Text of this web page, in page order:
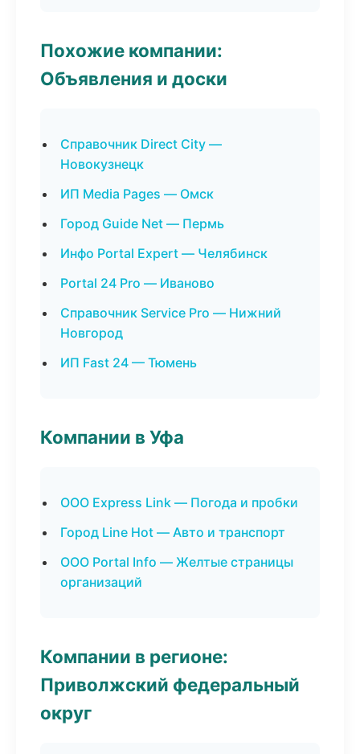
Похожие компании:
Объявления и доски
Справочник Direct City —
Новокузнецк
ИП Media Pages — Омск
Город Guide Net — Пермь
Инфо Portal Expert — Челябинск
Portal 24 Pro — Иваново
Справочник Service Pro — Нижний
Новгород
ИП Fast 24 — Тюмень
Компании в Уфа
ООО Express Link — Погода и пробки
Город Line Hot — Авто и транспорт
ООО Portal Info — Желтые страницы
организаций
Компании в регионе:
Приволжский федеральный
округ